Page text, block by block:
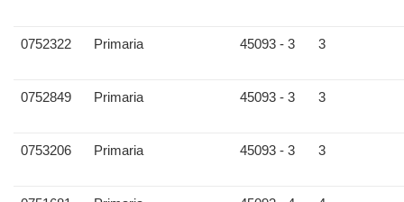
0752322 Primaria 45093 - 3 3
0752849 Primaria 45093 - 3 3
0753206 Primaria 45093 - 3 3